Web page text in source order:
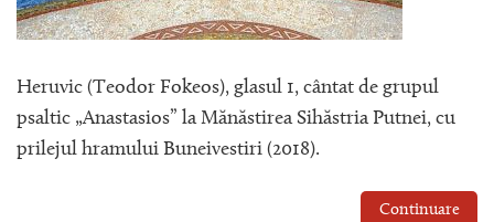
Heruvic (Teodor Fokeos), glasul 1, cântat de grupul
psaltic „Anastasios” la Mănăstirea Sihăstria Putnei, cu
prilejul hramului Buneivestiri (2018).
Continuare